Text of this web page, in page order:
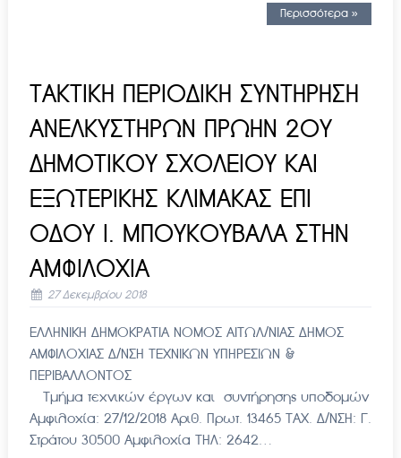
Περισσότερα »
ΤΑΚΤΙΚΗ ΠΕΡΙΟΔΙΚΗ ΣΥΝΤΗΡΗΣΗ
ΑΝΕΛΚΥΣΤΗΡΩΝ ΠΡΩΗΝ 2ΟΥ
ΔΗΜΟΤΙΚΟΥ ΣΧΟΛΕΙΟΥ ΚΑΙ
ΕΞΩΤΕΡΙΚΗΣ ΚΛΙΜΑΚΑΣ ΕΠΙ
ΟΔΟΥ Ι. ΜΠΟΥΚΟΥΒΑΛΑ ΣΤΗΝ
ΑΜΦΙΛΟΧΙΑ
27 Δεκεμβρίου 2018
ΕΛΛΗΝΙΚΗ ΔΗΜΟΚΡΑΤΙΑ ΝΟΜΟΣ ΑΙΤΩΛ/ΝΙΑΣ ΔΗΜΟΣ
ΑΜΦΙΛΟΧΙΑΣ Δ/ΝΣΗ ΤΕΧΝΙΚΩΝ ΥΠΗΡΕΣΙΩΝ &
ΠΕΡΙΒΑΛΛΟΝΤΟΣ
Τμήμα τεχνικών έργων και συντήρησης υποδομών
Αμφιλοχία: 27/12/2018 Αριθ. Πρωτ. 13465 ΤΑΧ. Δ/ΝΣΗ: Γ.
Στράτου 30500 Αμφιλοχία ΤΗΛ: 2642…